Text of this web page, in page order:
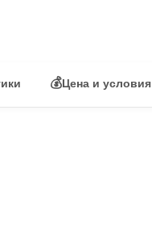
💰Цена и условия